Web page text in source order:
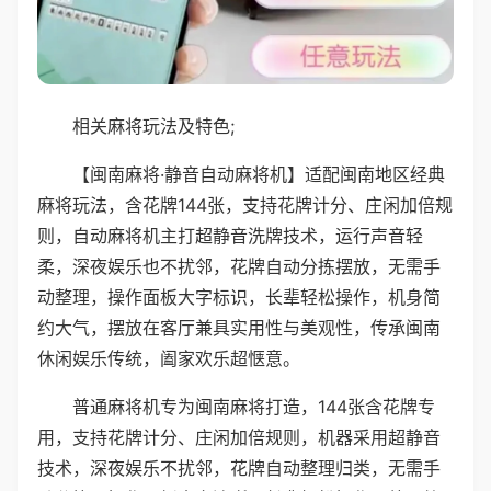
相关麻将玩法及特色;
【闽南麻将·静音自动麻将机】适配闽南地区经典
麻将玩法，含花牌144张，支持花牌计分、庄闲加倍规
则，自动麻将机主打超静音洗牌技术，运行声音轻
柔，深夜娱乐也不扰邻，花牌自动分拣摆放，无需手
动整理，操作面板大字标识，长辈轻松操作，机身简
约大气，摆放在客厅兼具实用性与美观性，传承闽南
休闲娱乐传统，阖家欢乐超惬意。
普通麻将机专为闽南麻将打造，144张含花牌专
用，支持花牌计分、庄闲加倍规则，机器采用超静音
技术，深夜娱乐不扰邻，花牌自动整理归类，无需手